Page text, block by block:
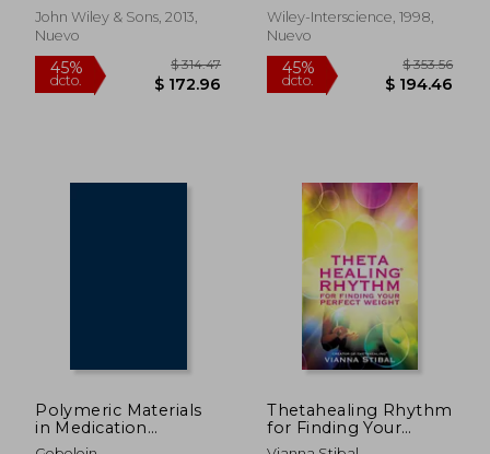
45%
dcto.
John Wiley & Sons, 2013,
Nuevo
industry (en Inglés)
Wiley-Interscience, 1998,
Nuevo
Polymeric Materials
in Medication
(Polymer Science and
Thetahealing Rhythm
for Finding Your
Perfect Weight (en